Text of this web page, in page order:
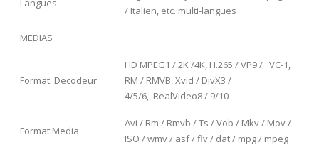
Langues
/ Italien, etc. multi-langues
MEDIAS
Format Decodeur
HD MPEG1 / 2K /4K, H.265 / VP9 / VC-1,
RM / RMVB, Xvid / DivX3 /
4/5/6, RealVideo8 / 9/10
Format Media
Avi / Rm / Rmvb / Ts / Vob / Mkv / Mov /
ISO / wmv / asf / flv / dat / mpg / mpeg